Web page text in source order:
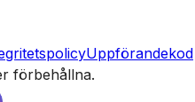
Uppförandekod
förbehållna.